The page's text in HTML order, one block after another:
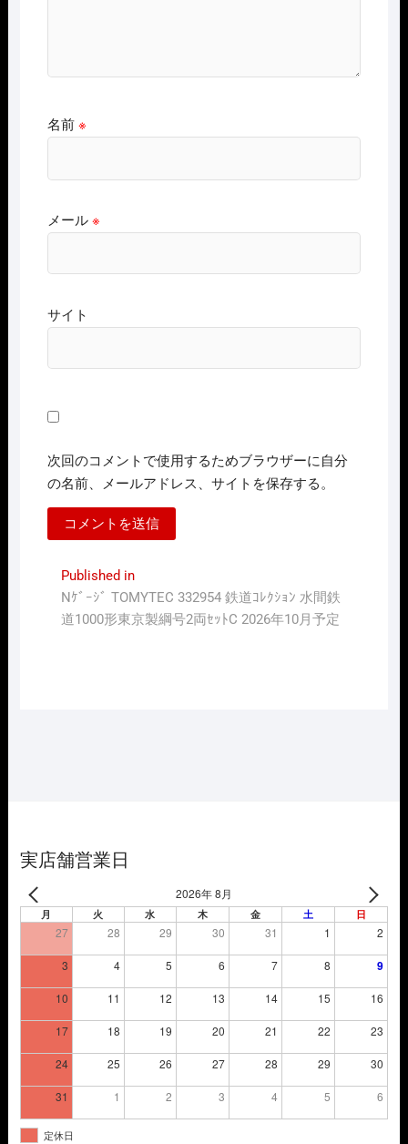
名前 ※
メール ※
サイト
次回のコメントで使用するためブラウザーに自分
の名前、メールアドレス、サイトを保存する。
投
稿
Published in
Nｹﾞｰｼﾞ TOMYTEC 332954 鉄道ｺﾚｸｼｮﾝ 水間鉄
道1000形東京製綱号2両ｾｯﾄC 2026年10月予定
実店舗営業日
2026年 8月
月 火 水 木 金 土 日
27 28 29 30 31 1 2
3 4 5 6 7 8 9
10 11 12 13 14 15 16
17 18 19 20 21 22 23
24 25 26 27 28 29 30
31 1 2 3 4 5 6
定休日